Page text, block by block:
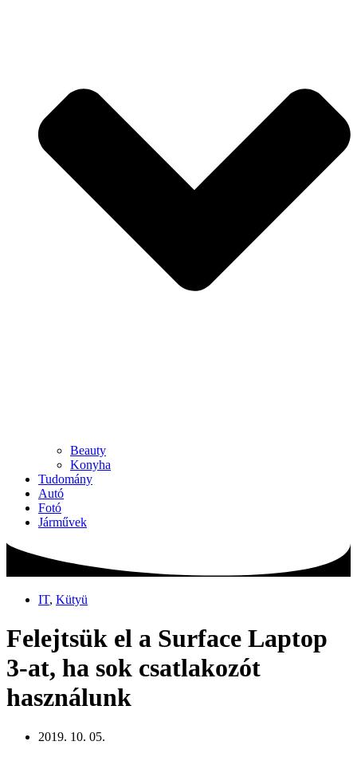
Beauty
Konyha
Tudomány
Autó
Fotó
Járművek
IT, Kütyü
Felejtsük el a Surface Laptop
3-at, ha sok csatlakozót
használunk
2019. 10. 05.